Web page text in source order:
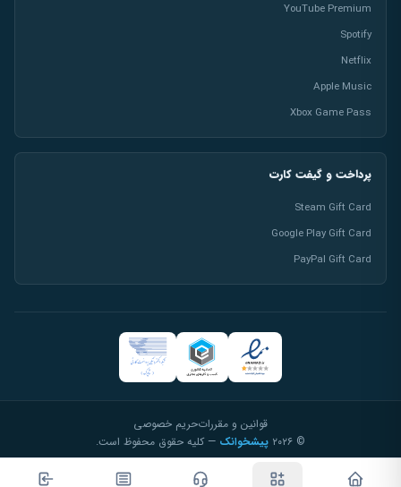
YouTube Premium
Spotify
Netflix
Apple Music
Xbox Game Pass
پرداخت و گیفت کارت
Steam Gift Card
Google Play Gift Card
PayPal Gift Card
قوانین و مقرراتحریم خصوصی
© ۲۰۲۶
پیشخوانک — کلیه حقوق محفوظ است.